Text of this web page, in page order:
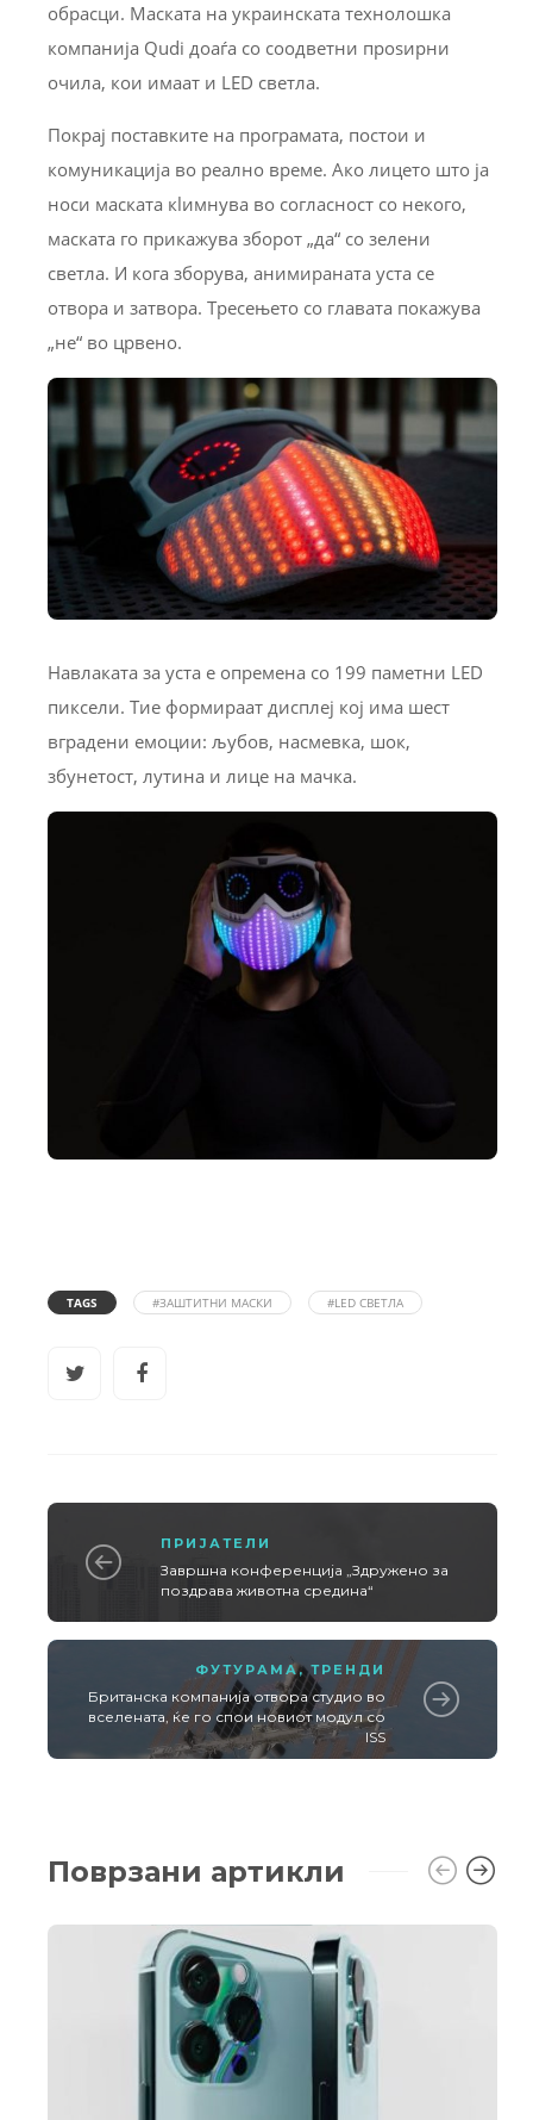
обрасци. Маската на украинската технолошка
компанија Qudi доаѓа со соодветни проѕирни
очила, кои имаат и LED светла.
Покрај поставките на програмата, постои и
комуникација во реално време. Ако лицето што ја
носи маската кlимнува во согласност со некого,
маската го прикажува зборот „да“ со зелени
светла. И кога зборува, анимираната уста се
отвора и затвора. Тресењето со главата покажува
„не“ во црвено.
Навлаката за уста е опремена со 199 паметни LED
пиксели. Тие формираат дисплеј кој има шест
вградени емоции: љубов, насмевка, шок,
збунетост, лутина и лице на мачка.
TAGS #ЗАШТИТНИ МАСКИ #LED СВЕТЛА
ПРИЈАТЕЛИ
Завршна конференција „Здружено за
поздрава животна средина“
ФУТУРАМА,ТРЕНДИ
Британска компанија отвора студио во
вселената, ќе го спои новиот модул со
ISS
Поврзани артикли